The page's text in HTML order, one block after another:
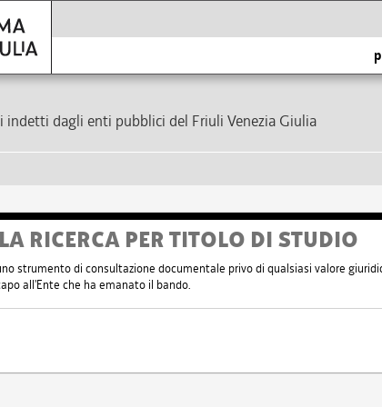
indetti dagli enti pubblici del Friuli Venezia Giulia
RICERCA PER TITOLO DI STUDIO
strumento di consultazione documentale privo di qualsiasi valore
all'Ente che ha emanato il bando.